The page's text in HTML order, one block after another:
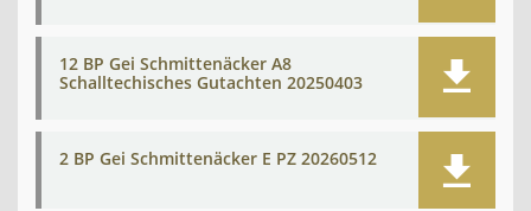
12 BP Gei Schmittenäcker A8
Schalltechisches Gutachten 20250403
2 BP Gei Schmittenäcker E PZ 20260512